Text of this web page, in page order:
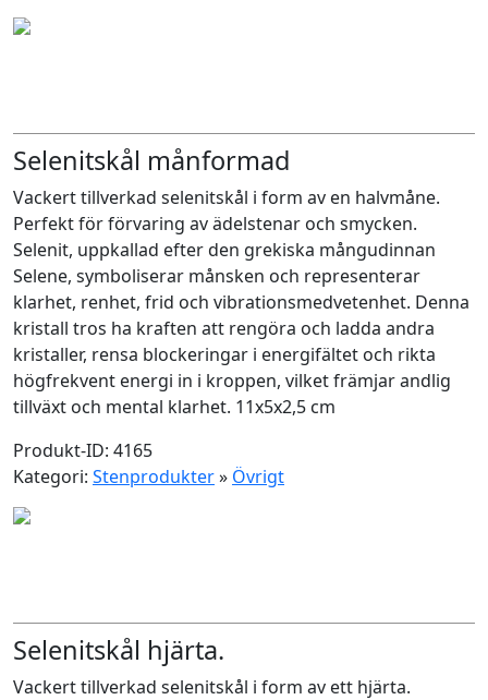
Selenitskål månformad
Vackert tillverkad selenitskål i form av en halvmåne.
Perfekt för förvaring av ädelstenar och smycken.
Selenit, uppkallad efter den grekiska mångudinnan
Selene, symboliserar månsken och representerar
klarhet, renhet, frid och vibrationsmedvetenhet. Denna
kristall tros ha kraften att rengöra och ladda andra
kristaller, rensa blockeringar i energifältet och rikta
högfrekvent energi in i kroppen, vilket främjar andlig
tillväxt och mental klarhet. 11x5x2,5 cm
Produkt-ID: 4165
Kategori: Stenprodukter» Övrigt
Selenitskål hjärta.
Vackert tillverkad selenitskål i form av ett hjärta.